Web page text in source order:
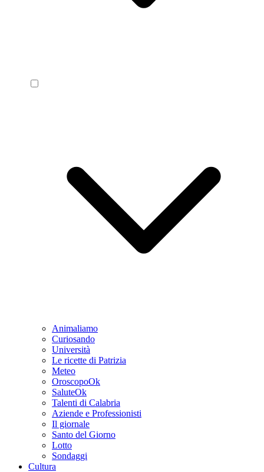
Animaliamo
Curiosando
Università
Le ricette di Patrizia
Meteo
OroscopoOk
SaluteOk
Talenti di Calabria
Aziende e Professionisti
Il giornale
Santo del Giorno
Lotto
Sondaggi
Cultura